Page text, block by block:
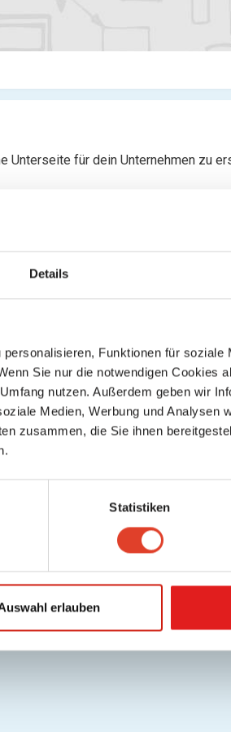
Details
Funktionen für soziale
Sie nur die notwendigen Cookies
nutzen. Außerdem geben wir
Medien, Werbung und Analysen
zusammen, die Sie ihnen
Statistiken
erlauben
Unterseite für dein Unternehmen zu